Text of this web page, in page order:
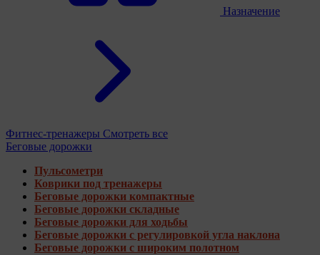
Назначение
Фитнес-тренажеры Смотреть все
Беговые дорожки
Пульсометри
Коврики под тренажеры
Беговые дорожки компактные
Беговые дорожки складные
Беговые дорожки для ходьбы
Беговые дорожки с регулировкой угла наклона
Беговые дорожки с широким полотном